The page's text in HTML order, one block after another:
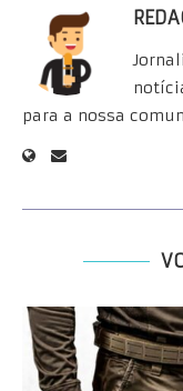
para a nossa